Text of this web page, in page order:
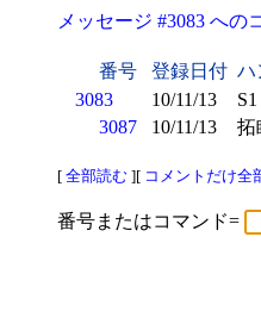
メッセージ #3083 への
番号 登録日付 ハ
3083
10/11/13 S1
3087
10/11/13 拓
[ 全部読む ][ コメントだけ全
番号またはコマンド=